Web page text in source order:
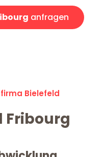
anfragen
Bielefeld
Fribourg